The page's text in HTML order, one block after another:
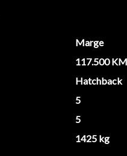
Marge
117.500 KM
Hatchback
5
5
1425 kg